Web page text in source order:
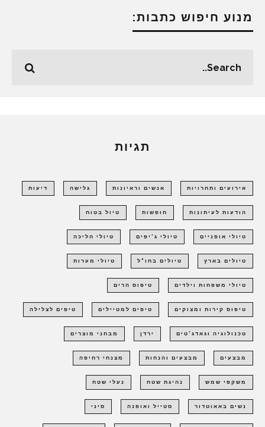
מנוע חיפוש כתבות:
תגיות
אירועים ותחרויות אנשים וראיונות גלישה דיעות
הודעות לעיתונות חופשות טיול בטוח
טיולי אופניים טיולי ג'יפים טיולי הליכה
טיולים בארץ טיולים בחו"ל טיולי מערות
טיולי משפחות וילדים טיפוס הרים
טיפוס קירות ומצוקים טיפים למטיילים טיפים לצלילה
טכנולוגיה וגאדג'טים ירדן מבחני מוצרים
מבצעים מבצעים והנחות מצנחי רחיפה
משקפי שמש נהיגת שטח נעלי שטח
נשים באאוטדור סטייל ואופנה סיני